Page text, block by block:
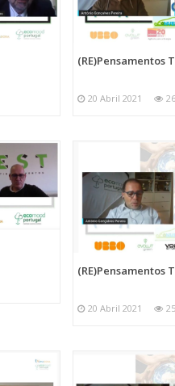
(RE)Pensamentos
20 Abril 2021
(RE)Pensamentos
20 Abril 2021